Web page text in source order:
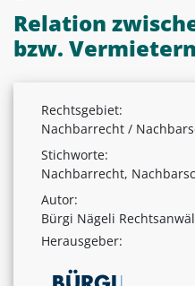
Relation
bzw.
Rechtsgebiet:
Nachbarrecht /
Stichworte:
Nachbarrecht,
Autor:
Bürgi Nägeli
Herausgeber: